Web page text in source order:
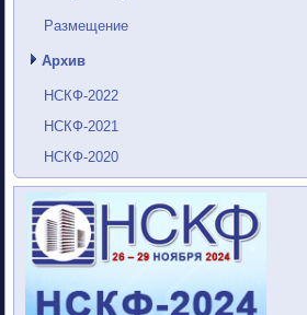
Размещение
Архив
НСКФ-2022
НСКФ-2021
НСКФ-2020